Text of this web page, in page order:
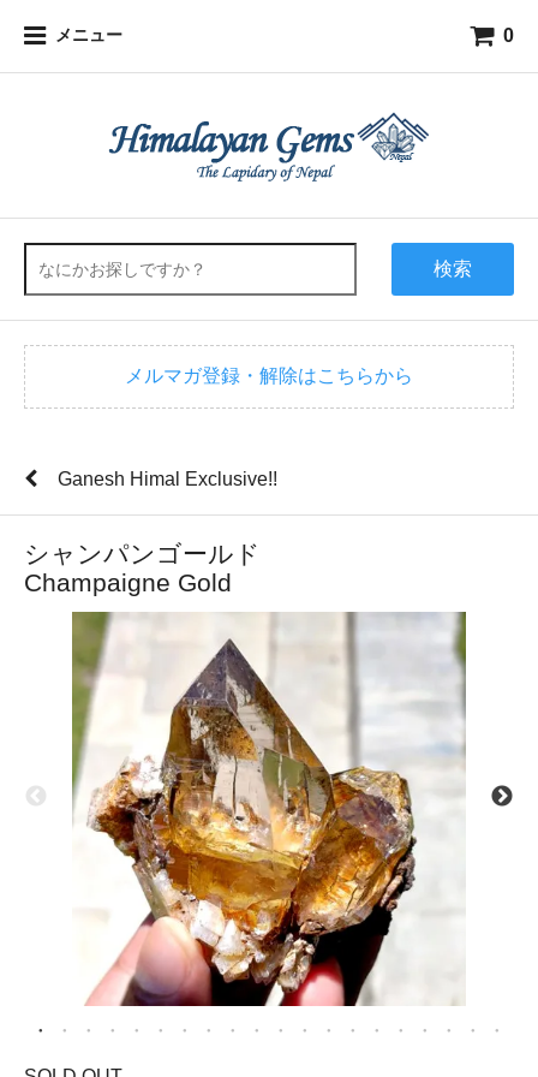
メニュー 0
検索
メルマガ登録・解除はこちらから
Ganesh Himal Exclusive!!
シャンパンゴールド
Champaigne Gold